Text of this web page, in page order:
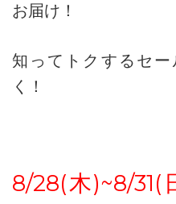
お届け！
知ってトクするセ
く！
8/28(木)~8/31(